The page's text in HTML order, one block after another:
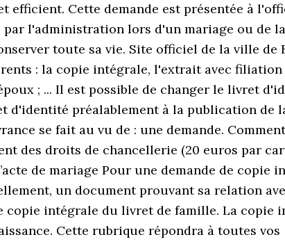
efficient. Cette demande est présentée à
par l'administration lors d'un mariage ou de la
toute sa vie. Site officiel de la ville de
: la copie intégrale, l'extrait avec
; ... Il est possible de changer le livret
d'identité préalablement à la publication de
se fait au vu de : une demande.
des droits de chancellerie (20 euros par
de mariage Pour une demande de copie
un document prouvant sa relation
intégrale du livret de famille. La copie
Cette rubrique répondra à toutes vos